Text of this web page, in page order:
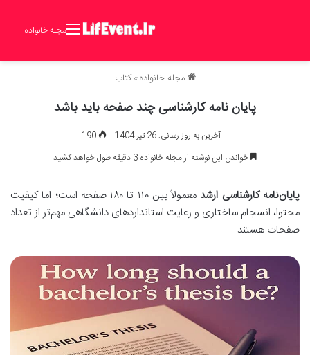
مجله خانواده
مجله خانواده» کتاب
پایان نامه کارشناسی چند صفحه باید باشد
آخرین به روز رسانی: 26 تیر 1404
190
خواندن این نوشته از مجله خانواده 3 دقیقه طول خواهد کشید
پایان‌نامه کارشناسی ارشد
معمولاً بین ۱۱۰ تا ۱۸۰ صفحه است؛ اما کیفیت
محتوا، انسجام ساختاری و رعایت استانداردهای دانشگاهی مهم‌تر از تعداد
صفحات هستند.